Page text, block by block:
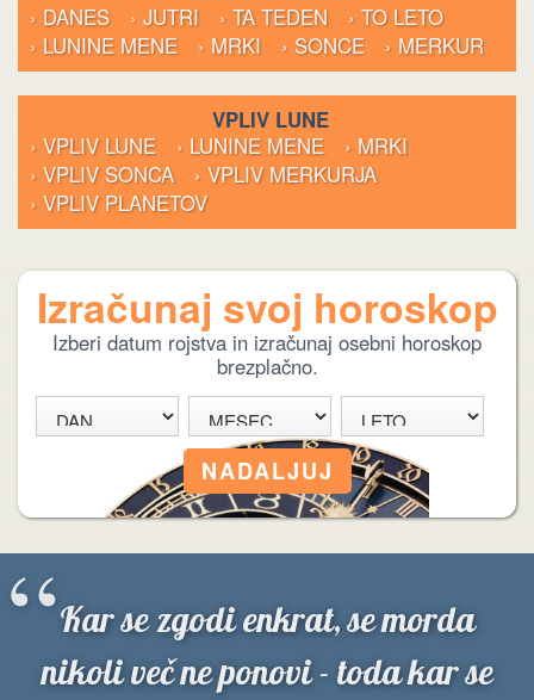
› DANES
› JUTRI › TA TEDEN
› TO LETO
› LUNINE MENE
› MRKI › SONCE › MERKUR
VPLIV LUNE
› VPLIV LUNE
› LUNINE MENE
› MRKI
› VPLIV SONCA
› VPLIV MERKURJA
› VPLIV PLANETOV
Izračunaj svoj horoskop
Izberi datum rojstva in izračunaj osebni horoskop
brezplačno.
Kar se zgodi enkrat, se morda
nikoli več ne ponovi - toda kar se
“